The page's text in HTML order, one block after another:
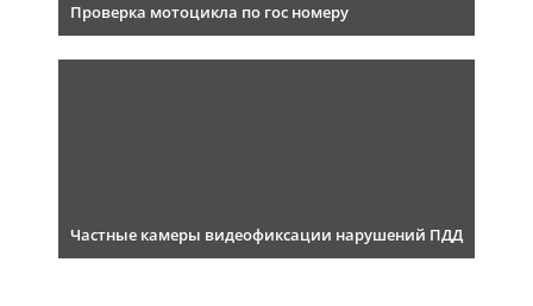
Проверка мотоцикла по гос номеру
Частные камеры видеофиксации нарушений ПДД